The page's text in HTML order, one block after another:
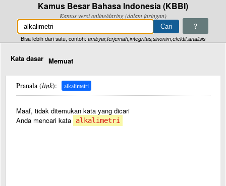
Kamus Besar Bahasa Indonesia (KBBI)
Kamus versi online/daring (dalam jaringan)
?
Bisa lebih dari satu, contoh: ambyar,terjemah,integritas,sinonim,efektif,analisis
Kata dasar Memuat
Pranala (link): alkalimetri
Maaf, tidak ditemukan kata yang dicari
Anda mencari kata
alkalimetri